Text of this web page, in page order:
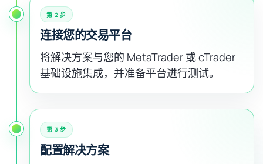
第 2 步
连接您的交易平台
将解决方案与您的 MetaTrader 或 cTrader
基础设施集成，并准备平台进行测试。
第 3 步
配置解决方案